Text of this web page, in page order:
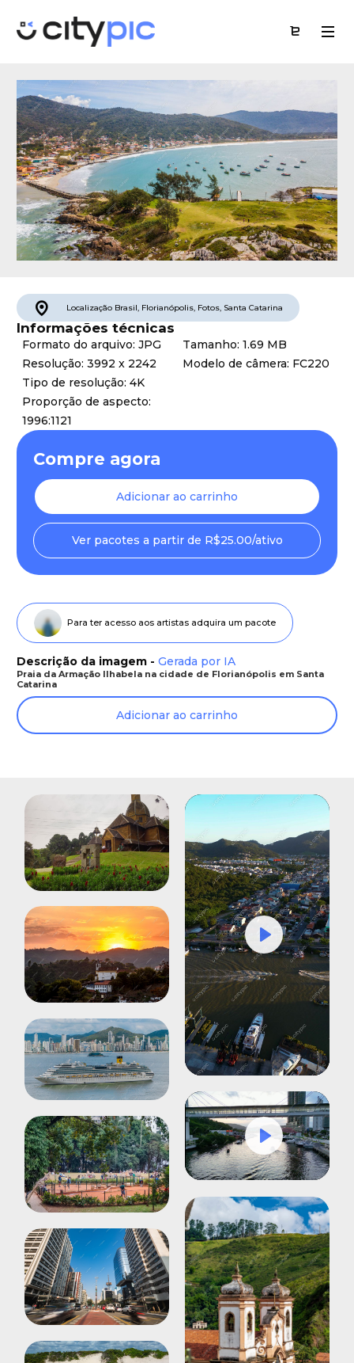
Localização Brasil, Florianópolis, Fotos, Santa Catarina
Informações técnicas
Formato do arquivo: JPG
Resolução: 3992 x 2242
Tipo de resolução: 4K
Proporção de aspecto:
1996:1121
Tamanho: 1.69 MB
Modelo de câmera: FC220
Compre agora
Adicionar ao carrinho
Ver pacotes a partir de R$25.00/ativo
Para ter acesso aos artistas adquira um pacote
Descrição da imagem - Gerada por IA
Praia da Armação Ilhabela na cidade de Florianópolis em Santa
Catarina
Adicionar ao carrinho
Mute Settings
Play
Mute Settings
Play